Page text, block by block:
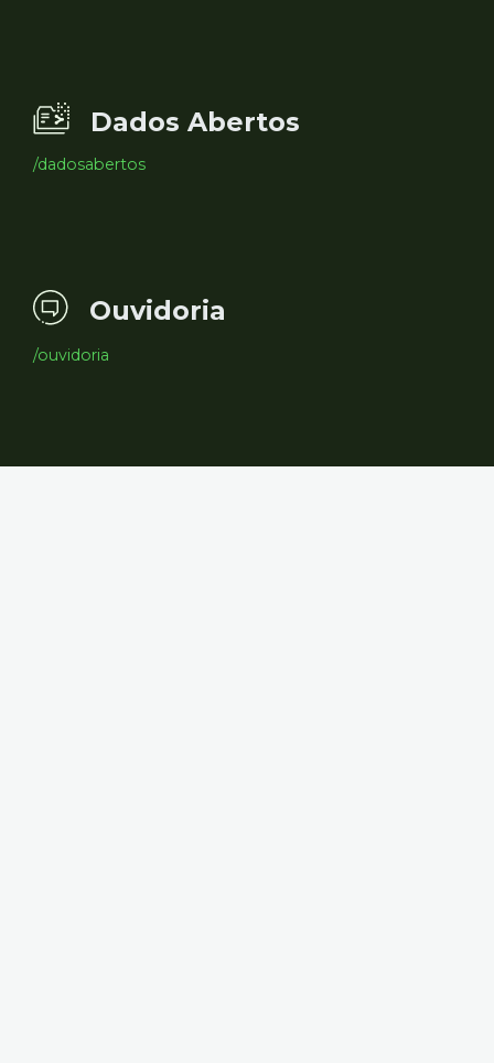
Dados Abertos
/dadosabertos
Ouvidoria
/ouvidoria